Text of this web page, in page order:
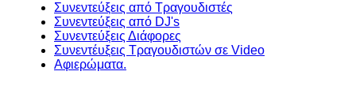
Συνεντεύξεις από Τραγουδιστές
Συνεντεύξεις από DJ's
Συνεντεύξεις Διάφορες
Συνεντέυξεις Τραγουδιστών σε Video
Αφιερώματα.